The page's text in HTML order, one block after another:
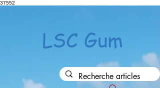
37552
LSC Gum